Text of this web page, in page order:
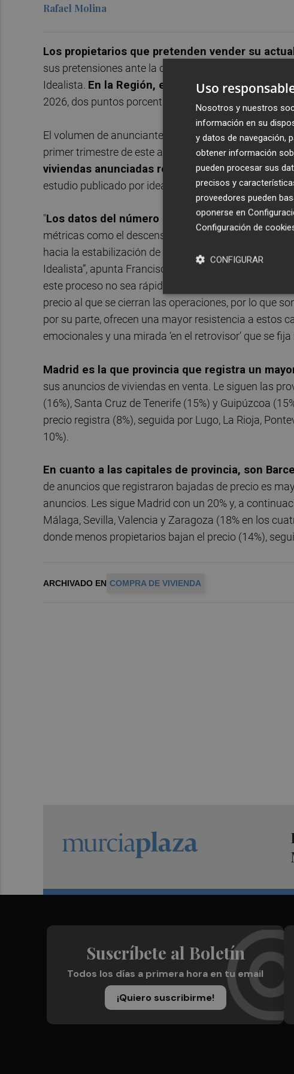
Rafael Molina
Los propietarios que pretenden vender su
sus pretensiones ante la coyuntura económica
Idealista. En la Región, el 13% de las viviendas
2026, dos puntos porcentuales más que en el primer
El volumen de anunciantes de viviendas en venta
primer trimestre de este año en comparación con el
viviendas anunciadas redujo su precio este año,
estudio publicado por idealista, analizando los
"Los datos del número de propietarios que
métricas como el descenso en el número de
hacia la estabilización de precios en los principales
Idealista”, apunta Francisco Iñareta, portavoz de
este proceso no sea rápido. Los profesionales
precio al que se cierran las operaciones, por lo que
por su parte, ofrecen una mayor resistencia a estos
emocionales y una mirada ‘en el retrovisor’ que se
Madrid es la que provincia que registra un
sus anuncios de viviendas en venta. Le siguen las
(16%), Santa Cruz de Tenerife (15%) y Guipúzcoa
precio registra (8%), seguida por Lugo, La Rioja,
10%).
En cuanto a las capitales de provincia, son
de anuncios que registraron bajadas de precio es
anuncios. Les sigue Madrid con un 20% y, a
Málaga, Sevilla, Valencia y Zaragoza (18% en los
donde menos propietarios bajan el precio (14%),
ARCHIVADO EN COMPRA DE VIVIENDA
Suscríbete al Boletín
Todos los días a primera hora en tu email
¡Quiero suscribirme!
Uso
Nosotros y nuestros
información en su
y datos de navegación,
obtener información
pueden procesar sus
precisos y
proveedores pueden
oponerse en
Configuración de
CONFIGURAR